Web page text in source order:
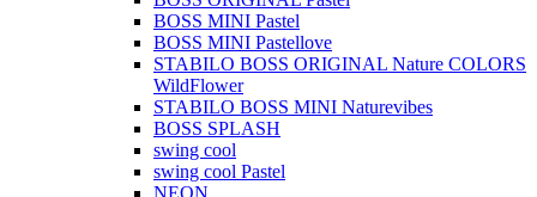
BOSS MINI Pastel
BOSS MINI Pastellove
STABILO BOSS ORIGINAL Nature COLORS
WildFlower
STABILO BOSS MINI Naturevibes
BOSS SPLASH
swing cool
swing cool Pastel
NEON